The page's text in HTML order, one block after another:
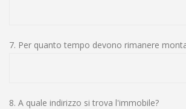
7. Per quanto tempo devono rimanere
8. A quale indirizzo si trova l'immobile?